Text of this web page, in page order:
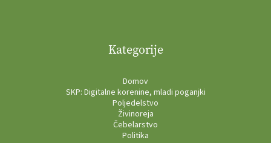
Kategorije
Domov
SKP: Digitalne korenine, mladi poganjki
Poljedelstvo
Živinoreja
Čebelarstvo
Politika